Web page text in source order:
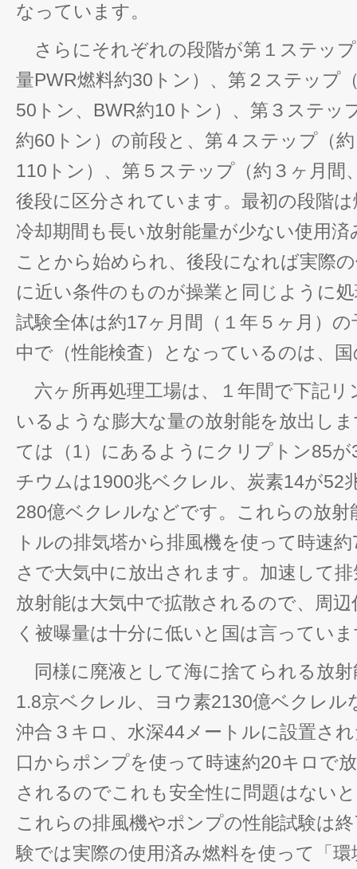
なっています。
さらにそれぞれの段階が第１ステッ
量PWR燃料約30トン）、第２ステップ
50トン、BWR約10トン）、第３ステッ
約60トン）の前段と、第４ステップ（
110トン）、第５ステップ（約３ヶ月間
後段に区分されています。最初の段階
冷却期間も長い放射能量が少ない使用
ことから始められ、後段になれば実際
に近い条件のものが操業と同じように
試験全体は約17ヶ月間（１年５ヶ月）
中で（性能検査）となっているのは、
六ヶ所再処理工場は、１年間で下記リ
いるような膨大な量の放射能を放出し
ては（1）にあるようにクリプトン85
チウムは1900兆ベクレル、炭素14が52
280億ベクレルなどです。これらの放射
トルの排気塔から排風機を使って時速
さで大気中に放出されます。加速して
放射能は大気中で拡散されるので、周
く被曝量は十分に低いと国は言ってい
同様に廃液として海に捨てられる放
1.8京ベクレル、ヨウ素2130億ベクレル
沖合３キロ、水深44メートルに設置さ
口からポンプを使って時速約20キロで
されるのでこれも安全性に問題はない
これらの排風機やポンプの性能試験は
験では実際の使用済み燃料を使って「